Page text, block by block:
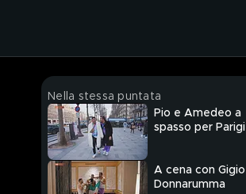
Nella stessa puntata
Pio e Amedeo a
spasso per Parigi
A cena con Gigio
Donnarumma